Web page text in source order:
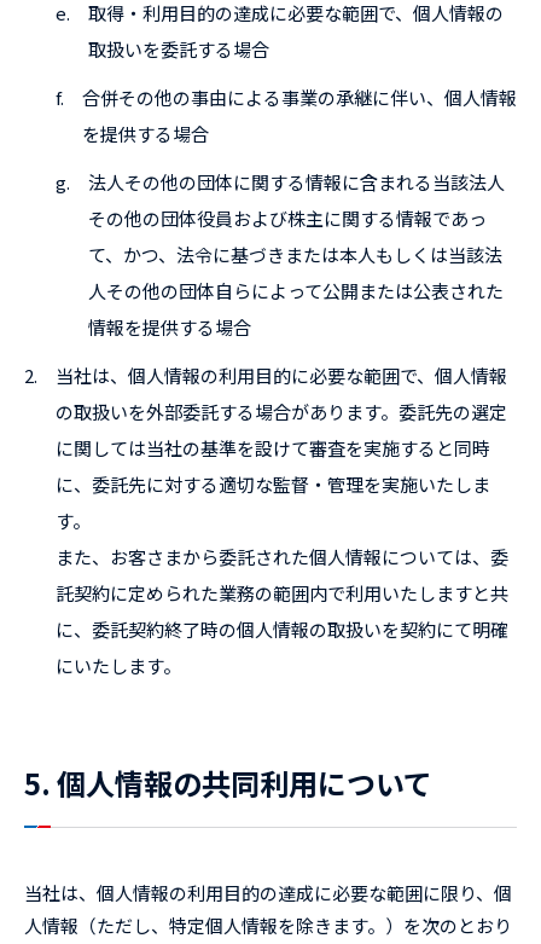
e.
取得・利用目的の達成に必要な範囲で、個人情報の
取扱いを委託する場合
f.
合併その他の事由による事業の承継に伴い、個人情報
を提供する場合
g.
法人その他の団体に関する情報に含まれる当該法人
その他の団体役員および株主に関する情報であっ
て、かつ、法令に基づきまたは本人もしくは当該法
人その他の団体自らによって公開または公表された
情報を提供する場合
2.
当社は、個人情報の利用目的に必要な範囲で、個人情報
の取扱いを外部委託する場合があります。委託先の選定
に関しては当社の基準を設けて審査を実施すると同時
に、委託先に対する適切な監督・管理を実施いたしま
す。
また、お客さまから委託された個人情報については、委
託契約に定められた業務の範囲内で利用いたしますと共
に、委託契約終了時の個人情報の取扱いを契約にて明確
にいたします。
5. 個人情報の共同利用について
当社は、個人情報の利用目的の達成に必要な範囲に限り、個
人情報（ただし、特定個人情報を除きます。）を次のとおり